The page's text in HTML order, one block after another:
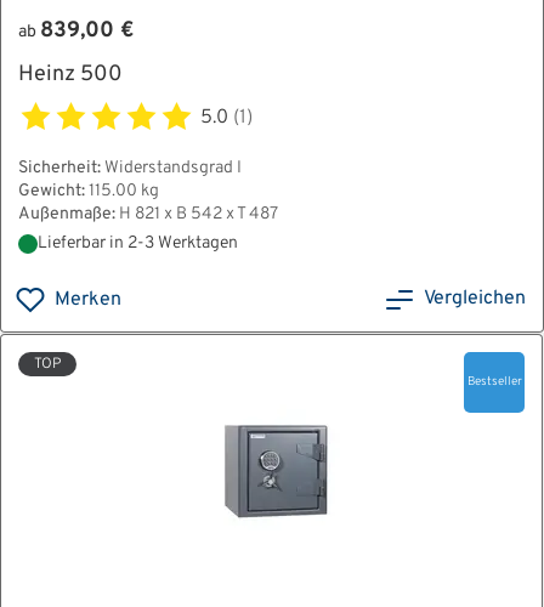
ab 839,00 €
Heinz 500
5.0 (1)
Sicherheit: Widerstandsgrad I
Gewicht:115.00 kg
Außenmaße: H 821 x B 542 x T 487
Lieferbar in 2-3 Werktagen
Merken Vergleichen
TOP
Bestseller